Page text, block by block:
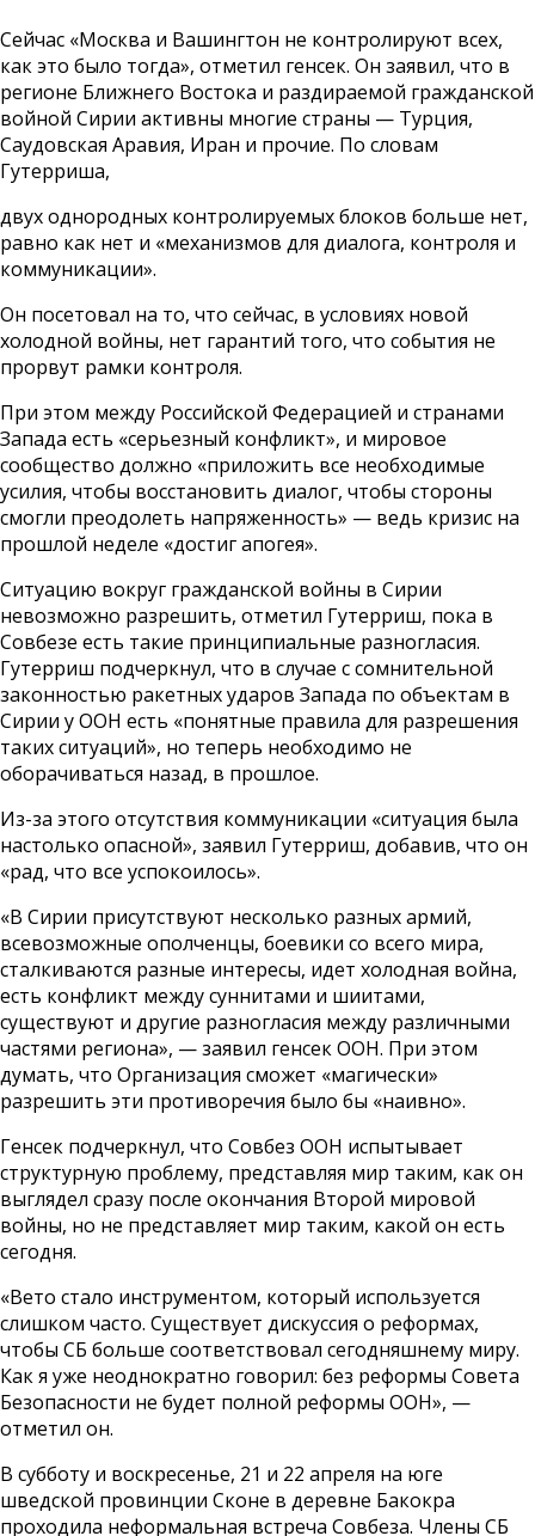
Сейчас «Москва и Вашингтон не контролируют всех,
как это было тогда», отметил генсек. Он заявил, что в
регионе Ближнего Востока и раздираемой гражданской
войной Сирии активны многие страны — Турция,
Саудовская Аравия, Иран и прочие. По словам
Гутерриша,
двух однородных контролируемых блоков больше нет,
равно как нет и «механизмов для диалога, контроля и
коммуникации».
Он посетовал на то, что сейчас, в условиях новой
холодной войны, нет гарантий того, что события не
прорвут рамки контроля.
При этом между Российской Федерацией и странами
Запада есть «серьезный конфликт», и мировое
сообщество должно «приложить все необходимые
усилия, чтобы восстановить диалог, чтобы стороны
смогли преодолеть напряженность» — ведь кризис на
прошлой неделе «достиг апогея».
Ситуацию вокруг гражданской войны в Сирии
невозможно разрешить, отметил Гутерриш, пока в
Совбезе есть такие принципиальные разногласия.
Гутерриш подчеркнул, что в случае с сомнительной
законностью ракетных ударов Запада по объектам в
Сирии у ООН есть «понятные правила для разрешения
таких ситуаций», но теперь необходимо не
оборачиваться назад, в прошлое.
Из-за этого отсутствия коммуникации «ситуация была
настолько опасной», заявил Гутерриш, добавив, что он
«рад, что все успокоилось».
«В Сирии присутствуют несколько разных армий,
всевозможные ополченцы, боевики со всего мира,
сталкиваются разные интересы, идет холодная война,
есть конфликт между суннитами и шиитами,
существуют и другие разногласия между различными
частями региона», — заявил генсек ООН. При этом
думать, что Организация сможет «магически»
разрешить эти противоречия было бы «наивно».
Генсек подчеркнул, что Совбез ООН испытывает
структурную проблему, представляя мир таким, как он
выглядел сразу после окончания Второй мировой
войны, но не представляет мир таким, какой он есть
сегодня.
«Вето стало инструментом, который используется
слишком часто. Существует дискуссия о реформах,
чтобы СБ больше соответствовал сегодняшнему миру.
Как я уже неоднократно говорил: без реформы Совета
Безопасности не будет полной реформы ООН», —
отметил он.
В субботу и воскресенье, 21 и 22 апреля на юге
шведской провинции Сконе в деревне Бакокра
проходила неформальная встреча Совбеза. Члены СБ